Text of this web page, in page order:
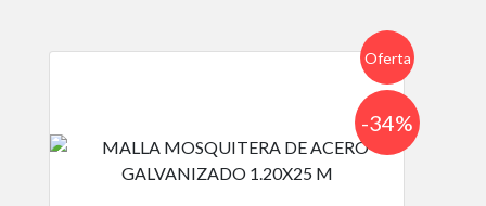
Oferta
-34%